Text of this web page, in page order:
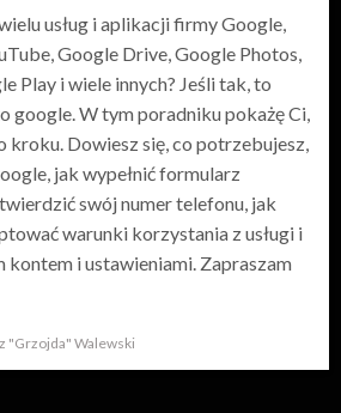
usług i aplikacji firmy Google,
Google Drive, Google Photos,
Play i wiele innych? Jeśli tak, to
google. W tym poradniku pokażę Ci,
kroku. Dowiesz się, co potrzebujesz,
jak wypełnić formularz
swój numer telefonu, jak
warunki korzystania z usługi i
kontem i ustawieniami. Zapraszam
"Grzojda" Walewski